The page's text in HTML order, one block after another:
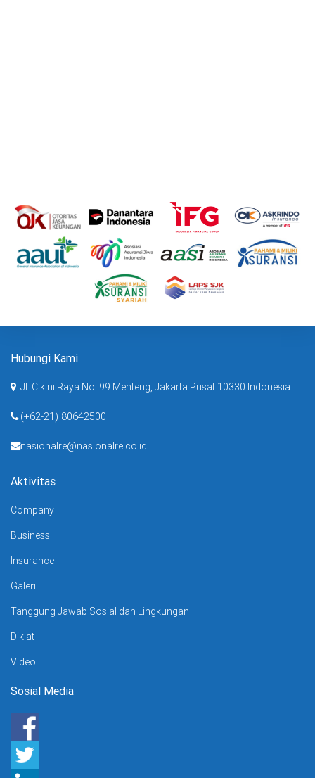
Hubungi Kami
Jl. Cikini Raya No. 99 Menteng, Jakarta Pusat 10330 Indonesia
(+62-21) 80642500
nasionalre@nasionalre.co.id
Aktivitas
Company
Business
Insurance
Galeri
Tanggung Jawab Sosial dan Lingkungan
Diklat
Video
Sosial Media